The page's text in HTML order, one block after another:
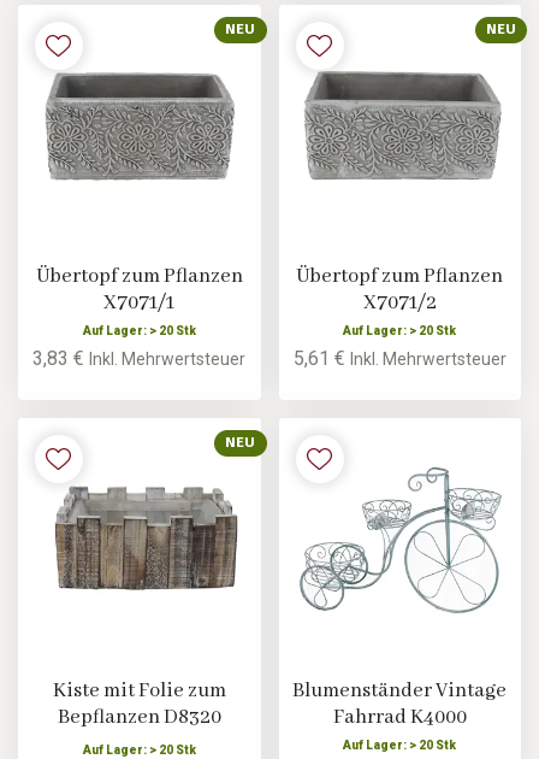
NEU
Übertopf zum Pflanzen
X7071/1
Auf Lager: > 20 Stk
3,83 €Inkl. Mehrwertsteuer
NEU
Übertopf zum Pflanzen
X7071/2
Auf Lager: > 20 Stk
5,61 € Inkl. Mehrwertsteuer
NEU
Kiste mit Folie zum
Bepflanzen D8320
Auf Lager: > 20 Stk
Blumenständer Vintage
Fahrrad K4000
Auf Lager: > 20 Stk